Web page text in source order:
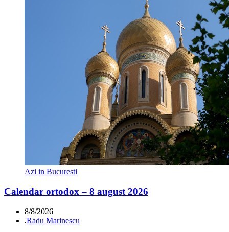
Azi in Bucuresti
Calendar ortodox – 8 august 2026
8/8/2026
.Radu Marinescu